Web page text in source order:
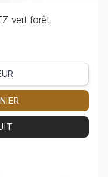
vert forêt